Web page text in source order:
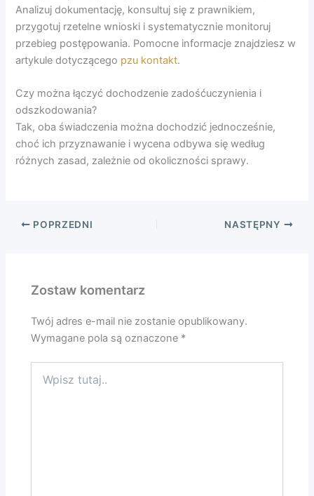
Analizuj dokumentację, konsultuj się z prawnikiem,
przygotuj rzetelne wnioski i systematycznie monitoruj
przebieg postępowania. Pomocne informacje znajdziesz w
artykule dotyczącego pzu kontakt.
Czy można łączyć dochodzenie zadośćuczynienia i
odszkodowania?
Tak, oba świadczenia można dochodzić jednocześnie,
choć ich przyznawanie i wycena odbywa się według
różnych zasad, zależnie od okoliczności sprawy.
POPRZEDNI NASTĘPNY
Zostaw komentarz
Twój adres e-mail nie zostanie opublikowany.
Wymagane pola są oznaczone *
tutaj..